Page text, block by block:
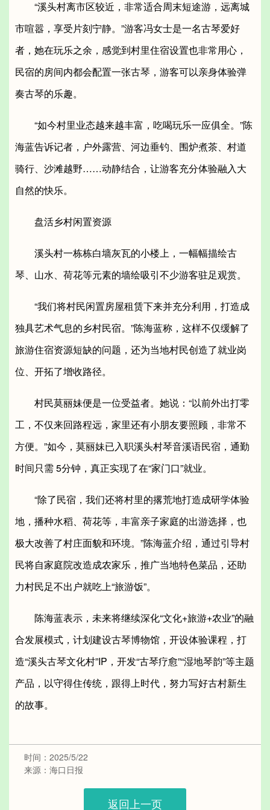
“溪头村离市区较近，非常适合周末短途游，远离城
市喧嚣，享受片刻宁静。”游客冯女士是一名古琴爱好
者，她在玩乐之余，感觉到村里住宿设置也非常用心，
民宿的房间内都会配置一张古琴，游客可以亲身体验弹
奏古琴的乐趣。
“如今村里业态越来越丰富，吃喝玩乐一应俱全。”陈
海蓝告诉记者，户外露营、河边垂钓、围炉煮茶、村道
骑行、沙滩越野……动静结合，让游客充分体验融入大
自然的快乐。
盘活乡村闲置资源
溪头村一栋栋白墙灰瓦的小楼上，一幅幅描绘古
琴、山水、荷花等元素的墙绘吸引不少游客驻足观赏。
“我们将村民闲置房屋租赁下来并充分利用，打造成
独具艺术气息的乡村民宿。”陈海蓝称，这样不仅缓解了
旅游住宿资源短缺的问题，还为当地村民创造了就业岗
位、开拓了增收路径。
村民莫丽妹便是一位受益者。她说：“以前外出打零
工，不仅来回路程远，家里还有小朋友要照顾，非常不
方便。”如今，莫丽妹已入职溪头村琴音溪语民宿，通勤
时间只需 5分钟，真正实现了在“家门口”就业。
“除了民宿，我们还将村里的撂荒地打造成研学体验
地，播种水稻、荷花等，丰富亲子家庭的出游选择，也
极大改善了村庄面貌和环境。”陈海蓝介绍，通过引导村
民将自家庭院改造成农家乐，推广当地特色菜品，还助
力村民足不出户就吃上“旅游饭”。
陈海蓝表示，未来将继续深化“文化+旅游+农业”的融
合发展模式，计划建设古琴博物馆，开设体验课程，打
造“溪头古琴文化村”IP，开发“古琴疗愈”“湿地琴韵”等主题
产品，以守得住传统，跟得上时代，努力写好古村新生
的故事。
时间：2025/5/22
来源：海口日报
返回上一页